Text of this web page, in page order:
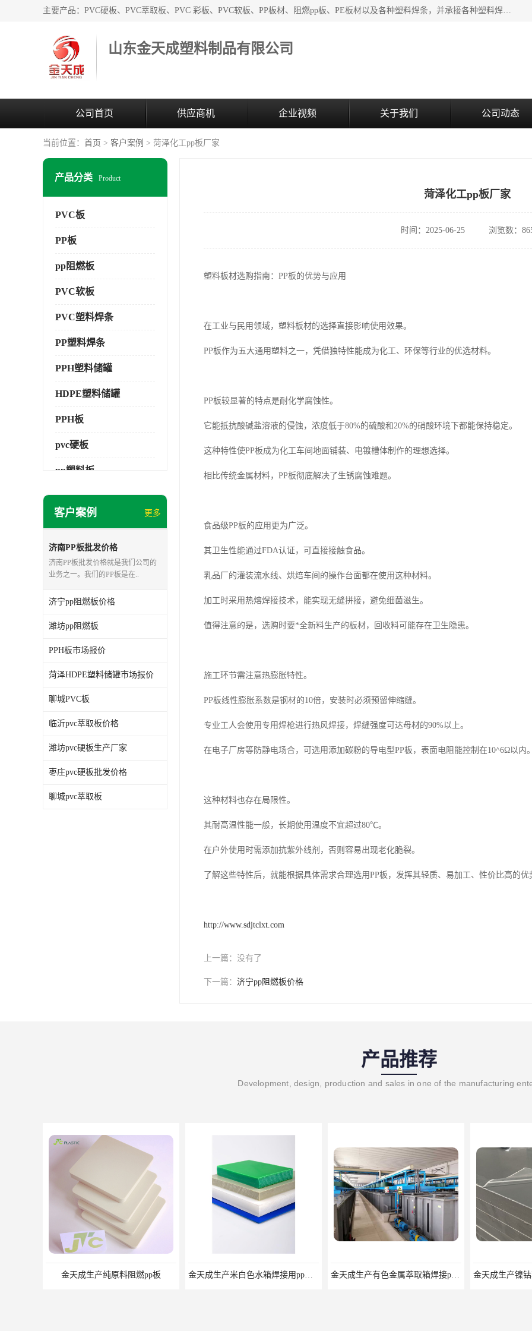
主要产品：PVC硬板、PVC萃取板、PVC 彩板、PVC软板、PP板材、阻燃pp板、PE板材以及各种塑料焊条，并承接各种塑料焊接工程，其产品广泛应用于环保设备、化工、石油、电镀、电子、建筑、食品、医药等多种行业，产品销售己覆盖全国多个省、市(直辖市)及自治区，并己经远销国外。
山东金天成塑料制品有限公司
公司首页 供应商机 企业视频 关于我们 公司动态
当前位置： 首页 > 客户案例 > 菏泽化工pp板厂家
产品分类 Product
PVC板
PP板
pp阻燃板
PVC软板
PVC塑料焊条
PP塑料焊条
PPH塑料储罐
HDPE塑料储罐
PPH板
pvc硬板
pp塑料板
pvc萃取板
客户案例 更多
济南PP板批发价格
济南PP板批发价格就是我们公司的
业务之一。我们的PP板是在..
济宁pp阻燃板价格
潍坊pp阻燃板
PPH板市场报价
菏泽HDPE塑料储罐市场报价
聊城PVC板
临沂pvc萃取板价格
潍坊pvc硬板生产厂家
枣庄pvc硬板批发价格
聊城pvc萃取板
菏泽化工pp板厂家
时间：2025-06-25 浏览数：
塑料板材选购指南：PP板的优势与应用
在工业与民用领域，塑料板材的选择直接影响使用效果。
PP板作为五大通用塑料之一，凭借独特性能成为化工、环保等行业的优选材料。
PP板较显著的特点是耐化学腐蚀性。
它能抵抗酸碱盐溶液的侵蚀，浓度低于80%的硫酸和20%的硝酸环境下都能保持稳定。
这种特性使PP板成为化工车间地面铺装、电镀槽体制作的理想选择。
相比传统金属材料，PP板彻底解决了生锈腐蚀难题。
食品级PP板的应用更为广泛。
其卫生性能通过FDA认证，可直接接触食品。
乳品厂的灌装流水线、烘焙车间的操作台面都在使用这种材料。
加工时采用热熔焊接技术，能实现无缝拼接，避免细菌滋生。
值得注意的是，选购时要*全新料生产的板材，回收料可能存在卫生隐患。
施工环节需注意热膨胀特性。
PP板线性膨胀系数是钢材的10倍，安装时必须预留伸缩缝。
专业工人会使用专用焊枪进行热风焊接，焊缝强度可达母材的90%以上。
在电子厂房等防静电场合，可选用添加碳粉的导电型PP板，表面电阻能控制在10^6Ω以内
这种材料也存在局限性。
其耐高温性能一般，长期使用温度不宜超过80℃。
在户外使用时需添加抗紫外线剂，否则容易出现老化脆裂。
了解这些特性后，就能根据具体需求合理选用PP板，发挥其轻质、易加工、性价比高的优
http://www.sdjtclxt.com
上一篇： 没有了
下一篇： 济宁pp阻燃板价格
产品推荐
Development, design, production and sales in one of the manufacturing
金天成生产纯原料阻燃pp板 金天成生产米白色水箱焊接用pp工程板 金天成生产有色金属萃取箱焊接pvc板